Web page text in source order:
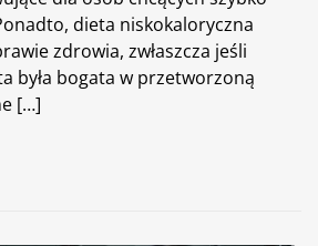
dieta niskokaloryczna
zdrowia, zwłaszcza jeśli
była bogata w przetworzoną
[…]